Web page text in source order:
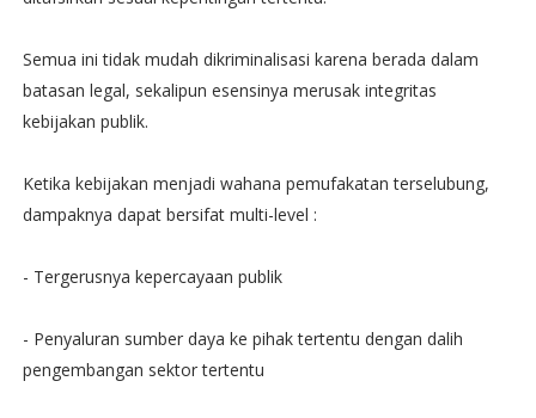
Semua ini tidak mudah dikriminalisasi karena berada dalam
batasan legal, sekalipun esensinya merusak integritas
kebijakan publik.
Ketika kebijakan menjadi wahana pemufakatan terselubung,
dampaknya dapat bersifat multi-level :
- Tergerusnya kepercayaan publik
- Penyaluran sumber daya ke pihak tertentu dengan dalih
pengembangan sektor tertentu